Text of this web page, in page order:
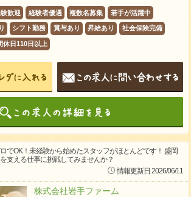
歓迎 経験者優遇 複数名募集 若手が活躍中
シフト勤務 賞与あり 昇給あり 社会保険完備
休日110日以上
でOK！未経験から始めたスタッフがほとんどです！ 盛岡
支える仕事に挑戦してみませんか？
情報更新日 2026/06/11
株式会社岩手ファーム